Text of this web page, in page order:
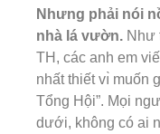
Nhưng phải nói
nhà lá vườn. Như
TH, các anh em
nhất thiết vı̀ muốn
Tổng Hội”. Mọi
dưới, không có ai